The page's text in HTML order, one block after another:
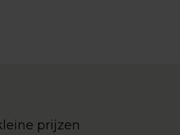
prijzen